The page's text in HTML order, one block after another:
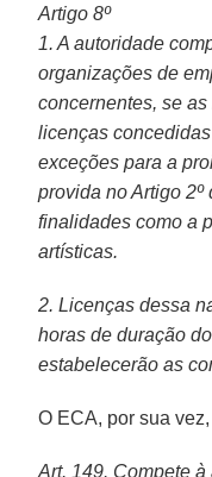
Artigo 8º
1. A autoridade
organizações de
concernentes, se
licenças
exceções para a
provida no Artigo
finalidades como a
artísticas.
2. Licenças dessa
horas de duração
estabelecerão as
O ECA, por sua
Art. 149. Compete